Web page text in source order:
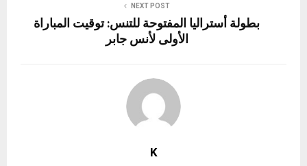
NEXT POST
بطولة أستراليا المفتوحة للتنس: توقيت المباراة
الأولى لأنس جابر
K